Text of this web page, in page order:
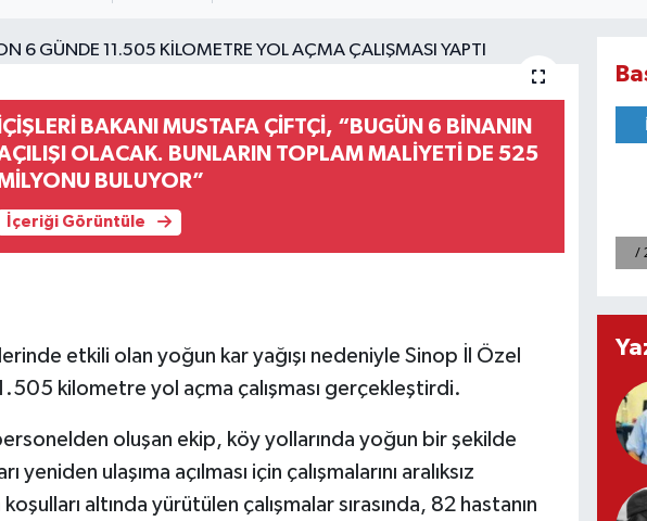
İÇİŞLERİ BAKANI MUSTAFA ÇİFTÇİ, “BUGÜN 6 BİNANIN
OLACAK. BUNLARIN TOPLAM MALİYETİ DE 525
BULUYOR”
İçeriği Görüntüle
etkili olan yoğun kar yağışı nedeniyle Sinop İl Özel
kilometre yol açma çalışması gerçekleştirdi.
oluşan ekip, köy yollarında yoğun bir şekilde
yeniden ulaşıma açılması için çalışmalarını aralıksız
altında yürütülen çalışmalar sırasında, 82 hastanın